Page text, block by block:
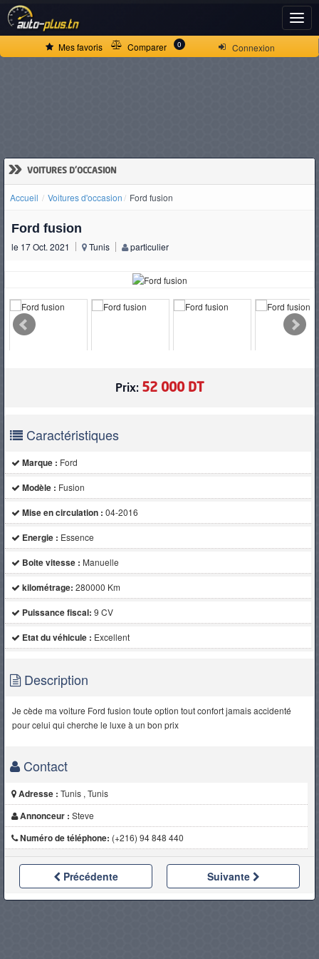
Connexion
Mes favoris Comparer 0
» VOITURES D'OCCASION
Accueil Voitures d'occasion Ford fusion
Ford fusion
le 17 Oct. 2021 Tunis particulier
Prix: 52 000 DT
Caractéristiques
Marque : Ford
Modèle : Fusion
Mise en circulation : 04-2016
Energie : Essence
Boite vitesse : Manuelle
kilométrage: 280000 Km
Puissance fiscal: 9 CV
Etat du véhicule : Excellent
Description
Je cède ma voiture Ford fusion toute option tout confort jamais accidenté
pour celui qui cherche le luxe à un bon prix
Contact
Adresse : Tunis , Tunis
Annonceur : Steve
Numéro de téléphone: (+216) 94 848 440
Précédente Suivante
ACCUEIL
D'OCCASION